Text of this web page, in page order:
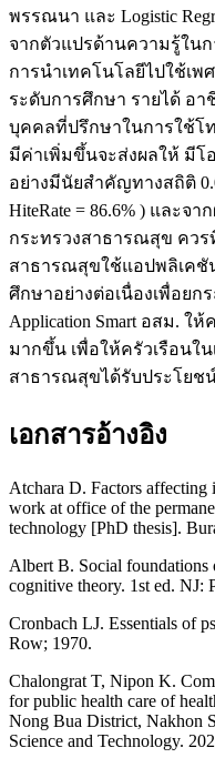
พรรณนา และ Logistic
จากตัวแปรด้านความรู้ใน
การนำเทคโนโลยีไปใช้เพ
ระดับการศึกษา รายได้ อา
บุคคลที่ปรึกษาในการใช้โ
มีค่าเพิ่มขึ้นจะส่งผลให้ มีโ
อย่างมีนัยสำคัญทางสถิติ
HiteRate = 86.6% ) และจ
กระทรวงสาธารณสุข คว
สาธารณสุขใช้แอปพลิเคชั
ศึกษาอย่างต่อเนื่องเพื่อย
Application Smart อสม.
มากขึ้น เพื่อให้ครัวเรือนใ
สาธารณสุขได้รับประโยช
เอกสารอ้างอิง
Atchara D. Factors affecting
work at office of the
technology [PhD thesis].
Albert B. Social foundations
cognitive theory. 1st ed. NJ:
Cronbach LJ. Essentials of
Row; 1970.
Chalongrat T, Nipon K.
for public health care of
Nong Bua District, Nakhon
Science and Technology.